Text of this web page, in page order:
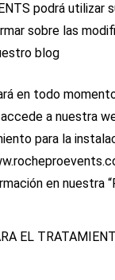
podrá
sobre las
blog
en todo
accede a nuestra
para la
en nuestra
EL